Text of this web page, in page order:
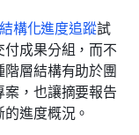
結構化進度追蹤試
成果分組，而不
層結構有助於團
，也讓摘要報告
進度概況。